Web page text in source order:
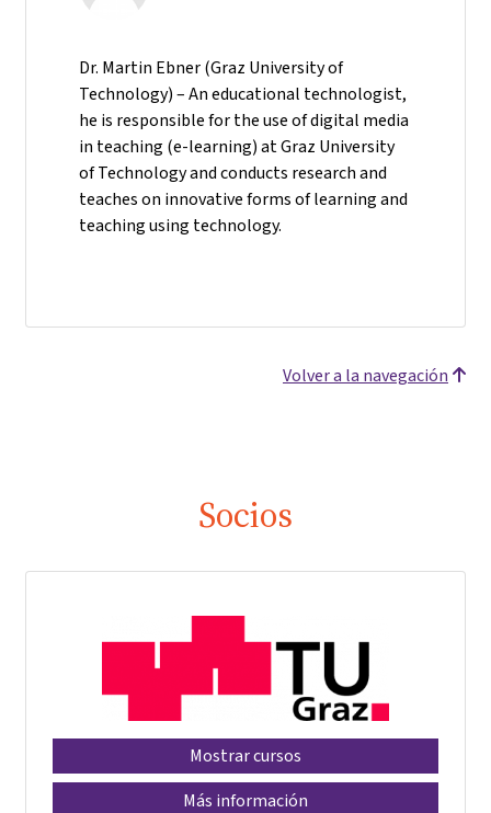
Dr. Martin Ebner (Graz University of
Technology) – An educational technologist,
he is responsible for the use of digital media
in teaching (e-learning) at Graz University
of Technology and conducts research and
teaches on innovative forms of learning and
teaching using technology.
Volver a la navegación
Socios
Mostrar cursos
Más información